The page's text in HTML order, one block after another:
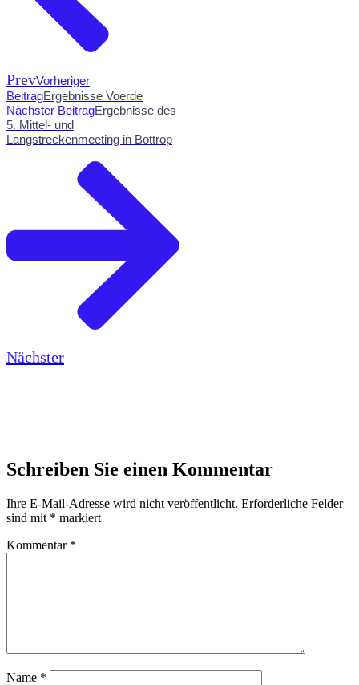
PrevVorheriger
BeitragErgebnisse Voerde
Nächster BeitragErgebnisse des
5. Mittel- und
Langstreckenmeeting in Bottrop
Nächster
Schreiben Sie einen Kommentar
Ihre E-Mail-Adresse wird nicht veröffentlicht. Erforderliche Felder
sind mit * markiert
Kommentar *
Name *